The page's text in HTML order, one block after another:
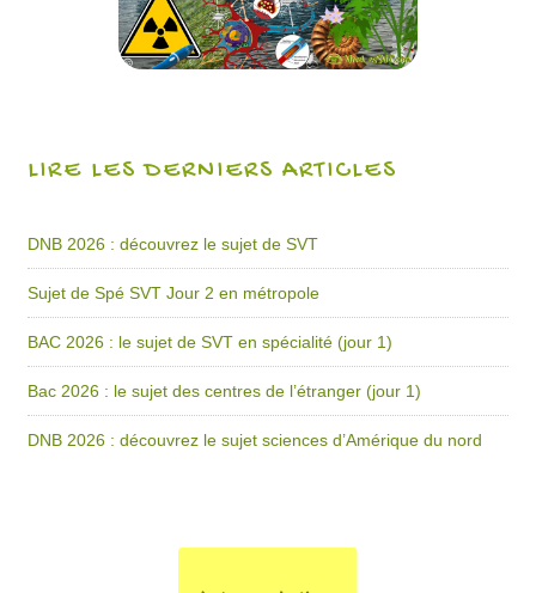
LIRE LES DERNIERS ARTICLES
DNB 2026 : découvrez le sujet de SVT
Sujet de Spé SVT Jour 2 en métropole
BAC 2026 : le sujet de SVT en spécialité (jour 1)
Bac 2026 : le sujet des centres de l’étranger (jour 1)
DNB 2026 : découvrez le sujet sciences d’Amérique du nord